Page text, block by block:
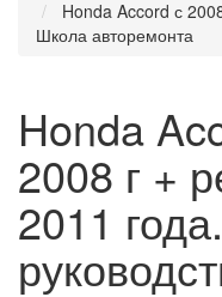
Honda Accord с
Школа авторемонта
Honda
2008 г +
2011